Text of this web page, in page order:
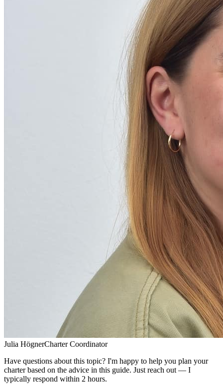
Julia HögnerCharter Coordinator
Have questions about this topic? I'm happy to help you plan your
charter based on the advice in this guide. Just reach out — I
typically respond within 2 hours.